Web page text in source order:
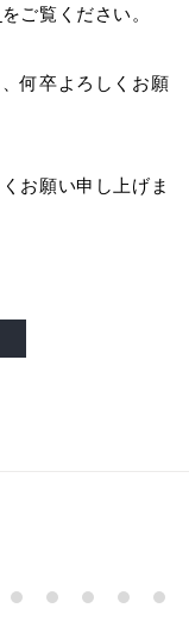
をご覧ください。
何卒よろしくお願
お願い申し上げま